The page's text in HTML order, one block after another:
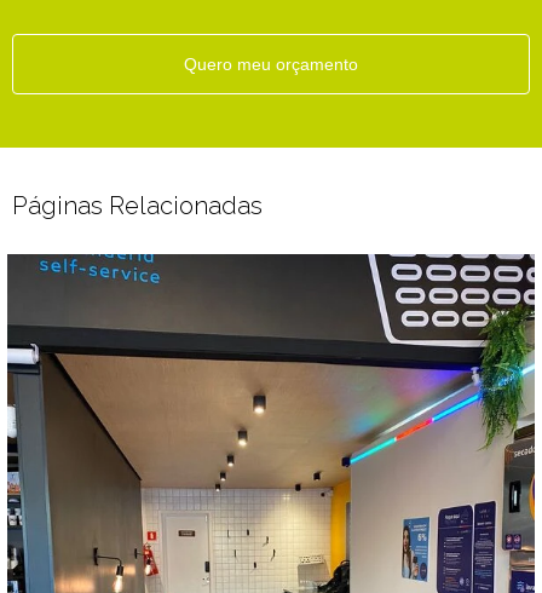
Quero meu orçamento
Páginas Relacionadas